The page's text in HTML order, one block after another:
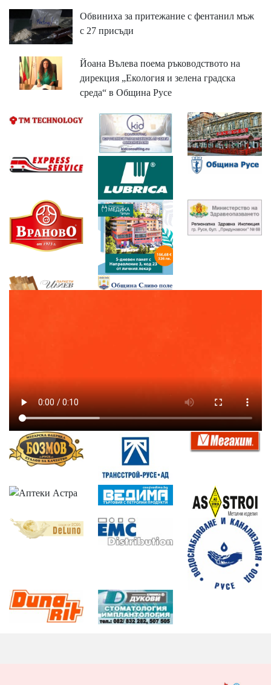
Обвиниха за притежание с фентанил мъж
с 27 присъди
Йоана Вълева поема ръководството на
дирекция „Екология и зелена градска
среда“ в Община Русе